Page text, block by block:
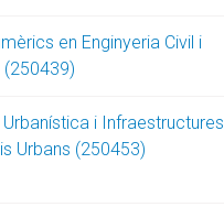
en Enginyeria Civil i
(250439)
i Infraestructures
Urbans (250453)